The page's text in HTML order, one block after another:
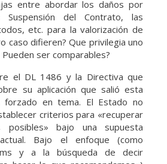
entre abordar los daños por
del Contrato, las
etc. para la valorización de
caso difieren? Que privilegia uno
ser comparables?
el DL 1486 y la Directiva que
su aplicación que salió esta
forzado en tema. El Estado no
criterios para «recuperar
bajo una supuesta
Bajo el enfoque (como
y a la búsqueda de decir